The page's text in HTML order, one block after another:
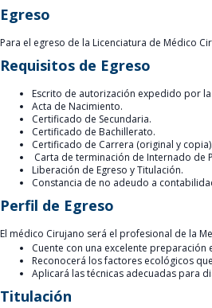
Egreso
Para el egreso de la Licenciatura de Médico
Requisitos de Egreso
Escrito de autorización expedido por
Acta de Nacimiento.
Certificado de Secundaria.
Certificado de Bachillerato.
Certificado de Carrera (original y copia).
Carta de terminación de Internado de
Liberación de Egreso y Titulación.
Constancia de no adeudo a
Perfil de Egreso
El médico Cirujano será el profesional de la
Cuente con una excelente
Reconocerá los factores ecológicos
Aplicará las técnicas adecuadas para
Titulación